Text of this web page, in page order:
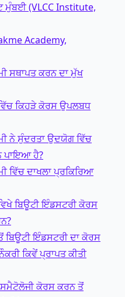
ਮੁੰਬਈ (VLCC Institute,
Academy,
ਸਥਾਪਤ ਕਰਨ ਦਾ ਮੁੱਖ
ਕਿਹੜੇ ਕੋਰਸ ਉਪਲਬਧ
ਨੇ ਸੁੰਦਰਤਾ ਉਦਯੋਗ ਵਿੱਚ
ਪਾਇਆ ਹੈ?
ਵਿੱਚ ਦਾਖਲਾ ਪ੍ਰਕਿਰਿਆ
ਬਿਊਟੀ ਇੰਡਸਟਰੀ ਕੋਰਸ
ਬਿਊਟੀ ਇੰਡਸਟਰੀ ਦਾ ਕੋਰਸ
ਕਿਵੇਂ ਪ੍ਰਾਪਤ ਕੀਤੀ
ਕੋਰਸ ਕਰਨ ਤੋਂ